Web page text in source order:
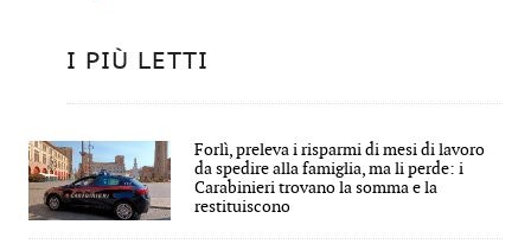
I PIÙ LETTI
Forlì, preleva i risparmi di mesi di lavoro
da spedire alla famiglia, ma li perde: i
Carabinieri trovano la somma e la
restituiscono